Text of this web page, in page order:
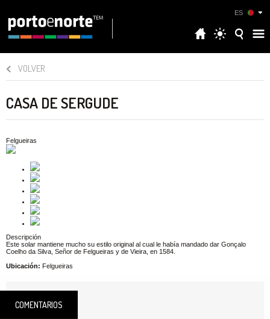
ES
VOLVER
CASA DE SERGUDE
Felgueiras
Descripción
Este solar mantiene mucho su estilo original al cual le había mandado dar Gonçalo
Coelho da Silva, Señor de Felgueiras y de Vieira, en 1584.
Ubicación: Felgueiras
COMENTARIOS